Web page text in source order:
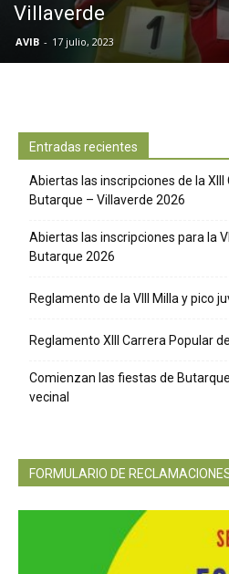
Villaverde
AVIB - 17 julio, 2023
Entradas recientes
Abiertas las inscripciones de la
Butarque – Villaverde 2026
Abiertas las inscripciones para la
Butarque 2026
Reglamento de la VIII Milla y pico
Reglamento XIII Carrera Popular
Comienzan las fiestas de
vecinal
FORMULARIO DE